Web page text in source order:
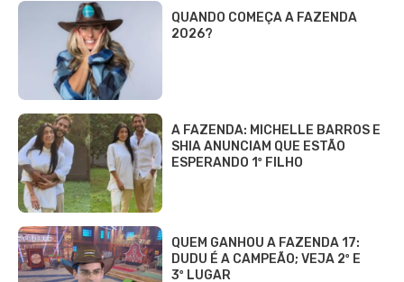
QUANDO COMEÇA A FAZENDA
2026?
A FAZENDA: MICHELLE BARROS E
SHIA ANUNCIAM QUE ESTÃO
ESPERANDO 1º FILHO
QUEM GANHOU A FAZENDA 17:
DUDU É A CAMPEÃO; VEJA 2º E
3º LUGAR